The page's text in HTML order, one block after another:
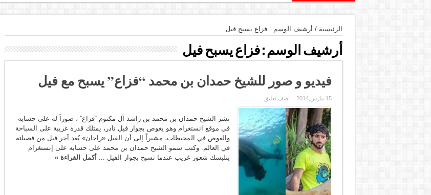
الرئيسية / أرشيف الوسم : فزاع يسبح فيل
أرشيف الوسم :فزاع يسبح فيل
فيديو و صور للشيخ حمدان بن محمد “فزاع” يسبح مع فيل
15 مارس,2014 اضف تعليق
نشر الشيخ حمدان بن محمد بن راشد آل مكتوم “فزاع” ، صوراً له على حسابه
في موقع انستغرام وهو يغوص بجوار فيل نادر، يمتلك قدرة غريبة على السباحة
والغوص في المحيطات، مشيراً إلى أن الفيل «راجان» يُعد آخر فيل من فصيلته
في العالم. وكتب سمو الشيخ حمدان بن محمد على حسابه على إنستغرام
يتلبسك شعور غريب عندما تسبح بجوار الفيل ... أكمل القراءة »